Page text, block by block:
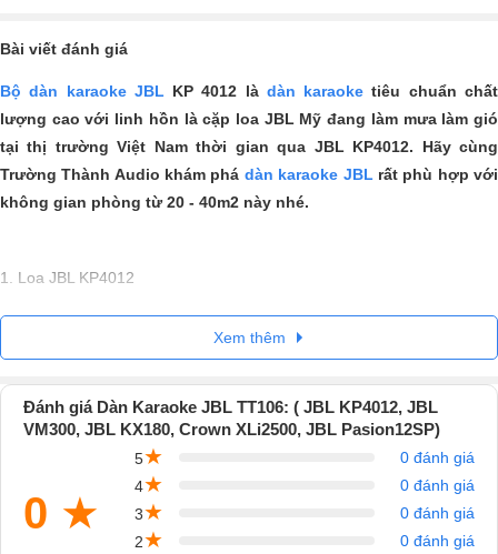
Bài viết đánh giá
Bộ dàn karaoke JBLKP 4012 là dàn karaoke tiêu chuẩn chất
lượng cao với linh hồn là cặp loa JBL Mỹ đang làm mưa làm gió
tại thị trường Việt Nam thời gian qua JBL KP4012. Hãy cùng
Trường Thành Audio khám phá dàn karaoke JBLrất phù hợp với
không gian phòng từ 20 - 40m2 này nhé.
1. Loa JBL KP4012
JBL KP4012 làcặp loa karaokeđóng vai trò trung tâm trong bộ dàn
mà chúng ta đang tìm hiểu. Sở hữu thiết kế loa full bass 30cm, đây là
tại thị trường Việt Nam trong nhiều năm qua. Không chỉ ghi điểm với
kiểu dáng mạnh mẽ, sang trọng mang đậm dấu ấn của thương hiệu
JBL, KP4012 còn chinh phục người dùng bằng chất âm ấn tượng và
khả năng trình diễn linh hoạt.
Xem thêm
Đánh giá Dàn Karaoke JBL TT106: ( JBL KP4012, JBL
VM300, JBL KX180, Crown XLi2500, JBL Pasion12SP)
0 ★
5★
0 đánh giá
4★
0 đánh giá
3★
0 đánh giá
2★
0 đánh giá